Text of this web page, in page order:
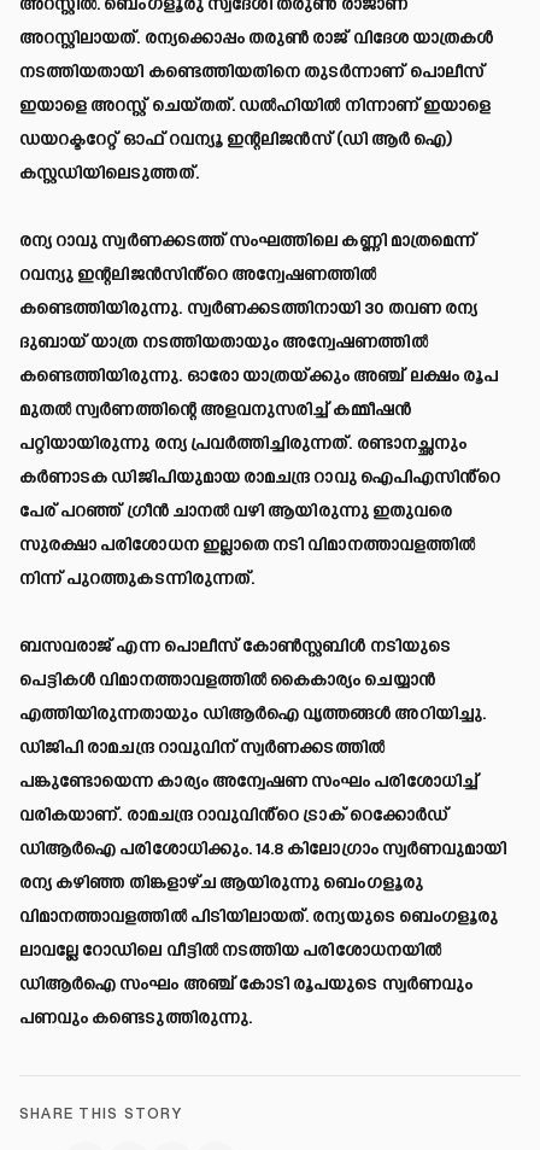
അറസ്റ്റിൽ. ബെംഗളൂരു സ്വദേശി തരുൺ രാജാണ്
അറസ്റ്റിലായത്. രന്യക്കൊപ്പം തരുൺ രാജ് വിദേശ യാത്രകൾ
നടത്തിയതായി കണ്ടെത്തിയതിനെ തുടർന്നാണ് പൊലീസ്
ഇയാളെ അറസ്റ്റ് ചെയ്തത്. ഡൽഹിയിൽ നിന്നാണ് ഇയാളെ
ഡയറക്ടറേറ്റ് ഓഫ് റവന്യൂ ഇന്റലിജന്‍സ് (ഡി ആർ ഐ)
കസ്റ്റഡിയിലെടുത്തത്.
രന്യ റാവു സ്വര്‍ണക്കടത്ത് സംഘത്തിലെ കണ്ണി മാത്രമെന്ന്
റവന്യു ഇന്റലിജന്‍സിൻ്റെ അന്വേഷണത്തില്‍
കണ്ടെത്തിയിരുന്നു. സ്വര്‍ണക്കടത്തിനായി 30 തവണ രന്യ
ദുബായ് യാത്ര നടത്തിയതായും അന്വേഷണത്തില്‍
കണ്ടെത്തിയിരുന്നു. ഓരോ യാത്രയ്ക്കും അഞ്ച് ലക്ഷം രൂപ
മുതല്‍ സ്വര്‍ണത്തിന്റെ അളവനുസരിച്ച് കമ്മീഷന്‍
പറ്റിയായിരുന്നു രന്യ പ്രവര്‍ത്തിച്ചിരുന്നത്. രണ്ടാനച്ഛനും
കര്‍ണാടക ഡിജിപിയുമായ രാമചന്ദ്ര റാവു ഐപിഎസിൻ്റെ
പേര് പറഞ്ഞ് ഗ്രീന്‍ ചാനല്‍ വഴി ആയിരുന്നു ഇതുവരെ
സുരക്ഷാ പരിശോധന ഇല്ലാതെ നടി വിമാനത്താവളത്തില്‍
നിന്ന് പുറത്തുകടന്നിരുന്നത്.
ബസവരാജ് എന്ന പൊലീസ് കോണ്‍സ്റ്റബിള്‍ നടിയുടെ
പെട്ടികള്‍ വിമാനത്താവളത്തില്‍ കൈകാര്യം ചെയ്യാന്‍
എത്തിയിരുന്നതായും ഡിആര്‍ഐ വൃത്തങ്ങള്‍ അറിയിച്ചു.
ഡിജിപി രാമചന്ദ്ര റാവുവിന് സ്വര്‍ണക്കടത്തില്‍
പങ്കുണ്ടോയെന്ന കാര്യം അന്വേഷണ സംഘം പരിശോധിച്ച്
വരികയാണ്. രാമചന്ദ്ര റാവുവിൻ്റെ ട്രാക് റെക്കോര്‍ഡ്
ഡിആര്‍ഐ പരിശോധിക്കും. 14.8 കിലോഗ്രാം സ്വര്‍ണവുമായി
രന്യ കഴിഞ്ഞ തിങ്കളാഴ്ച ആയിരുന്നു ബെംഗളൂരു
വിമാനത്താവളത്തില്‍ പിടിയിലായത്. രന്യയുടെ ബെംഗളൂരു
ലാവല്ലേ റോഡിലെ വീട്ടില്‍ നടത്തിയ പരിശോധനയില്‍
ഡിആര്‍ഐ സംഘം അഞ്ച് കോടി രൂപയുടെ സ്വര്‍ണവും
പണവും കണ്ടെടുത്തിരുന്നു.
SHARE THIS STORY